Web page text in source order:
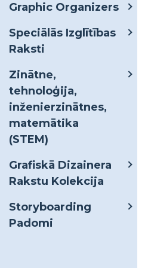
Graphic Organizers
Speciālās Izglītības
Raksti
Zinātne,
tehnoloģija,
inženierzinātnes,
matemātika
(STEM)
Grafiskā Dizainera
Rakstu Kolekcija
Storyboarding
Padomi